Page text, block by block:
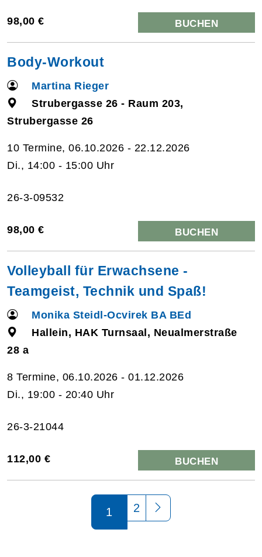
98,00 € BUCHEN
Body-Workout
Martina Rieger
Strubergasse 26 - Raum 203,
Strubergasse 26
10 Termine, 06.10.2026 - 22.12.2026
Di., 14:00 - 15:00 Uhr
26-3-09532
98,00 € BUCHEN
Volleyball für Erwachsene -
Teamgeist, Technik und Spaß!
Monika Steidl-Ocvirek BA BEd
Hallein, HAK Turnsaal, Neualmerstraße
28 a
8 Termine, 06.10.2026 - 01.12.2026
Di., 19:00 - 20:40 Uhr
26-3-21044
112,00 € BUCHEN
1 2